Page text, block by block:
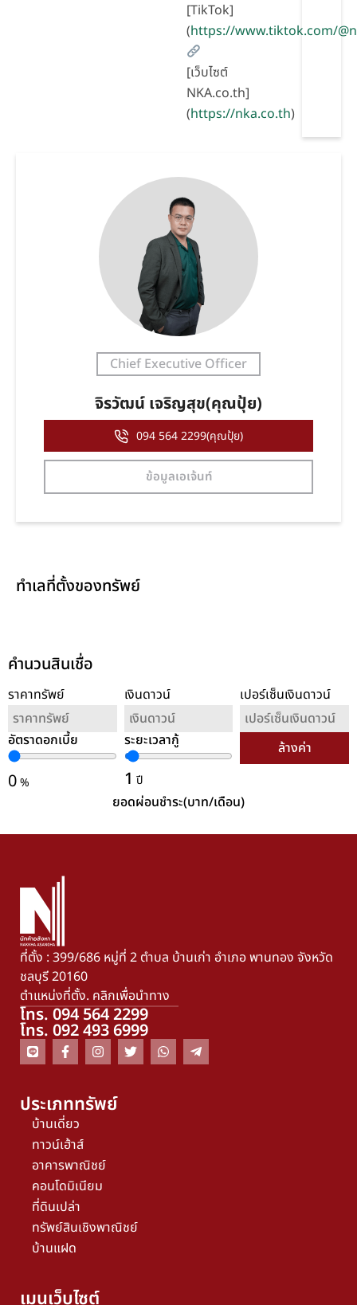
[TikTok]
(https://www.tiktok.com/
[เว็บไซต์
NKA.co.th]
(https://nka.co.th)
Chief Executive Officer
จิรวัฒน์ เจริญสุข(คุณปุ้ย)
094 564 2299(คุณปุ้ย)
ข้อมูลเอเจ้นท์
ทำเลที่ตั้งของทรัพย์
คำนวนสินเชื่อ
ราคาทรัพย์ เงินดาวน์ เปอร์เซ็นเงินดาวน์
อัตราดอกเบี้ย
0%
ระยะเวลากู้
1 ปี
ล้างค่า
ยอดผ่อนชำระ(บาท/เดือน)
ที่ตั้ง : 399/686 หมู่ที่ 2 ตำบล บ้านเก่า อำเภอ พานทอง จังหวัด
ชลบุรี 20160
ตำแหน่งที่ตั้ง. คลิกเพื่อนำทาง
โทร. 094 564 2299
โทร. 092 493 6999
ประเภททรัพย์
บ้านเดี่ยว
ทาวน์เฮ้าส์
อาคารพาณิชย์
คอนโดมิเนียม
ที่ดินเปล่า
ทรัพย์สินเชิงพาณิชย์
บ้านแฝด
เมนูเว็บไซต์